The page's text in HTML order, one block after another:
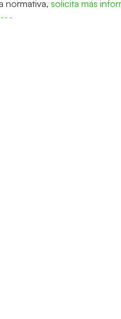
normativa,solicita más